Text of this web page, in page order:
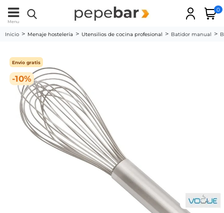
Menu
0
Inicio Menaje hostelería Utensilios de cocina profesional Batidor manual
-10%
Envío gratis